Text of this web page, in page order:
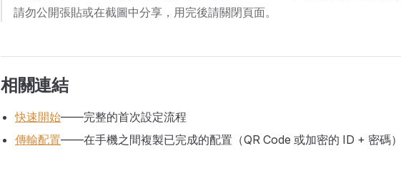
請勿公開張貼或在截圖中分享，用完後請關閉頁面。
相關連結
快速開始——完整的首次設定流程
傳輸配置——在手機之間複製已完成的配置（QR Code 或加密的 ID + 密碼）